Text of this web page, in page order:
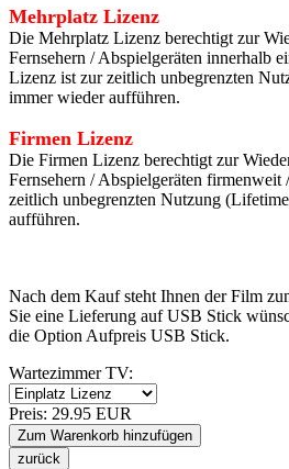
Mehrplatz Lizenz
Die Mehrplatz Lizenz berechtigt zur
Fernsehern / Abspielgeräten innerhalb
Lizenz ist zur zeitlich unbegrenzten
immer wieder aufführen.
Firmen Lizenz
Die Firmen Lizenz berechtigt zur
Fernsehern / Abspielgeräten
zeitlich unbegrenzten Nutzung
aufführen.
Nach dem Kauf steht Ihnen der Film
Sie eine Lieferung auf USB Stick
die Option Aufpreis USB Stick.
Wartezimmer TV:
Preis: 29.95 EUR